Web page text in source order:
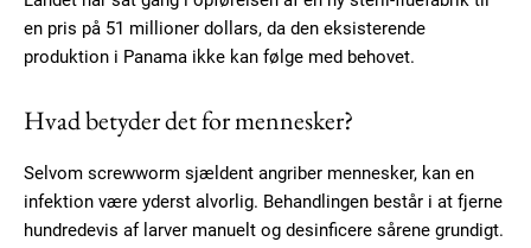
Gratis / forever
Etiam est nibh, lobortis sit
Praesent euismod ac
Ut mollis pellentesque tortor
Nullam eu erat condimentum
en pris på 51 millioner dollars, da den eksisterende
produktion i Panama ikke kan følge med behovet.
Hvad betyder det for mennesker?
Selvom screwworm sjældent angriber mennesker, kan en
infektion være yderst alvorlig. Behandlingen består i at fjerne
hundredevis af larver manuelt og desinficere sårene grundigt.